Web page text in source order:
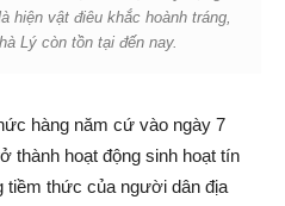
hiện vật điêu khắc hoành tráng,
Lý còn tồn tại đến nay.
hàng năm cứ vào ngày 7
thành hoạt động sinh hoạt tín
tiềm thức của người dân địa